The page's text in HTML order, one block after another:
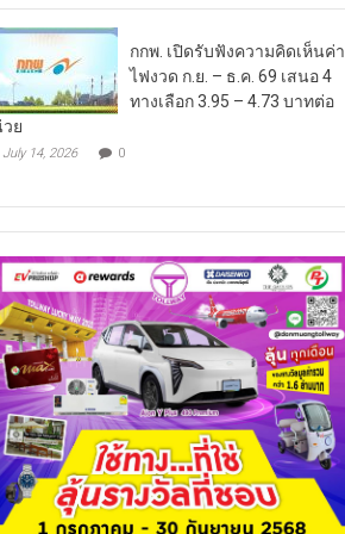
กกพ. เปิดรับฟังความคิดเห็นค่า
ไฟงวด ก.ย. – ธ.ค. 69 เสนอ 4
ทางเลือก 3.95 – 4.73 บาทต่อ
ย
July 14, 2026 0